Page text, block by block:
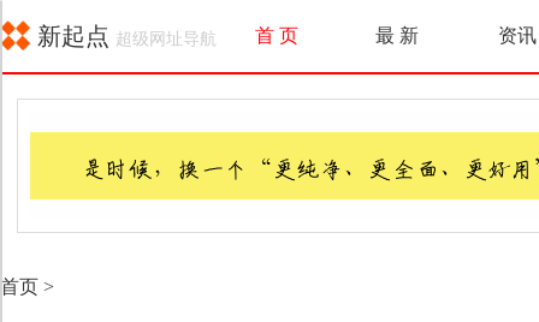
新起点 超级网址导航 首 页 最 新 资讯
首页 >